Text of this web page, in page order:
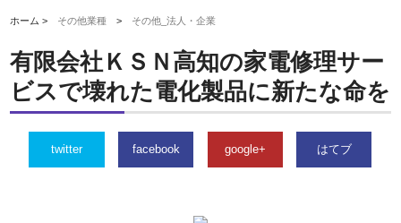
ホーム > その他業種 > その他_法人・企業
有限会社ＫＳＮ高知の家電修理サー
ビスで壊れた電化製品に新たな命を
twitter facebook google+ はてブ